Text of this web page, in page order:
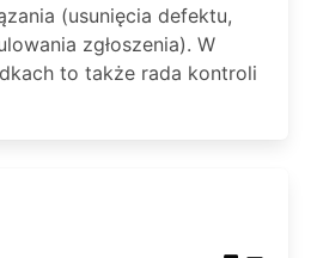
(usunięcia defektu,
zgłoszenia). W
to także rada kontroli